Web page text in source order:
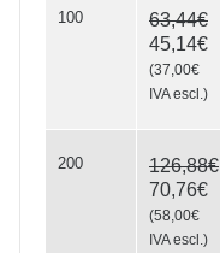
Runway
100
63,44€
45,14€
(37,00€
IVA escl. )
200
126,88€
70,76€
(58,00€
IVA escl. )